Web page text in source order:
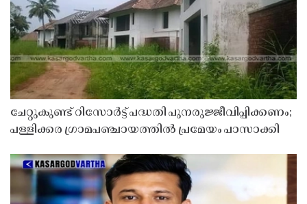
ചേറ്റുകുണ്ട് റിസോർട്ട് പദ്ധതി പുനരുജ്ജീവിപ്പിക്കണം;
പള്ളിക്കര ഗ്രാമപഞ്ചായത്തിൽ പ്രമേയം പാസാക്കി